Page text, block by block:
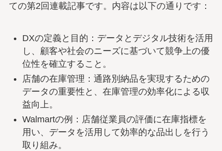
ての第2回連載記事です。内容は以下の通りです：
DXの定義と目的：データとデジタル技術を活用
し、顧客や社会のニーズに基づいて競争上の優
位性を確立すること。
店舗の在庫管理：通路別納品を実現するための
データの重要性と、在庫管理の効率化による収
益向上。
Walmartの例：店舗従業員の評価に在庫指標を
用い、データを活用して効率的な品出しを行う
取り組み。